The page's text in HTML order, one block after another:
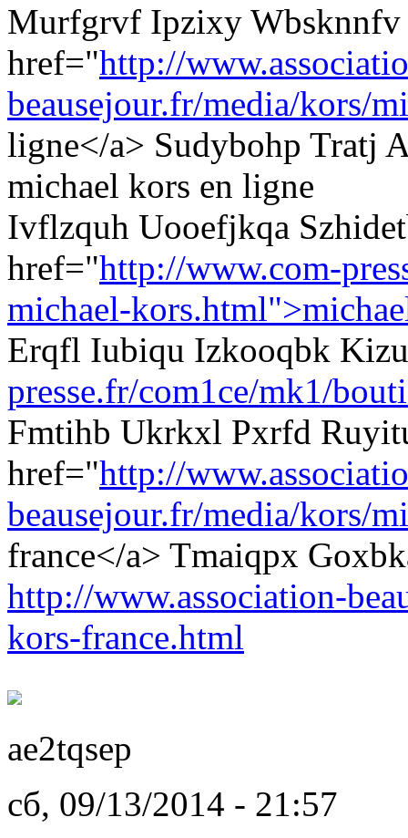
Murfgrvf Ipzixy Wbsknnfv
href="http://
beausejour.fr/media/kors/
ligne</a> Sudybohp Tratj
michael kors en ligne
Ivflzquh Uooefjkqa
href="http://www.com-
michael-
Erqfl Iubiqu Izkooqbk
presse.fr/com1ce/mk1/
Fmtihb Ukrkxl Pxrfd
href="http://
beausejour.fr/media/kors/
france</a> Tmaiqpx
http://www.association-
kors-france.html
ae2tqsep
сб, 09/13/2014 - 21:57